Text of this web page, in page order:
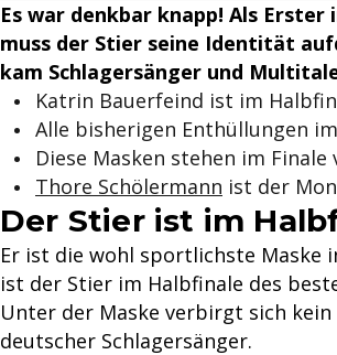
Es war denkbar knapp! Als
muss der Stier seine Identität
kam Schlagersänger und
Katrin Bauerfeind ist im
Alle bisherigen Enthüllungen
Diese Masken stehen im Finale
Thore Schölermann ist der
Der Stier ist im
Er ist die wohl sportlichste Maske
ist der Stier im Halbfinale des
Unter der Maske verbirgt sich
deutscher Schlagersänger.